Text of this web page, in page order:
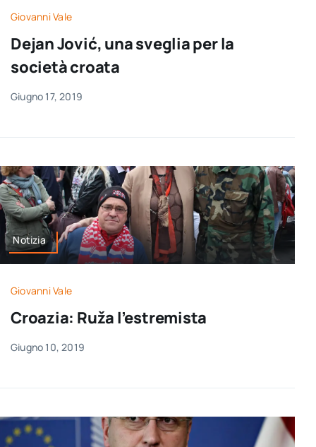
Giovanni Vale
Dejan Jović, una sveglia per la
società croata
Giugno 17, 2019
Notizia
Giovanni Vale
Croazia: Ruža l’estremista
Giugno 10, 2019